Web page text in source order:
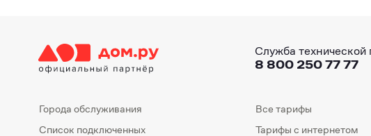
Служба
8 800 250 77 77
Города обслуживания
Список подключенных
Все тарифы
Тарифы с интернетом